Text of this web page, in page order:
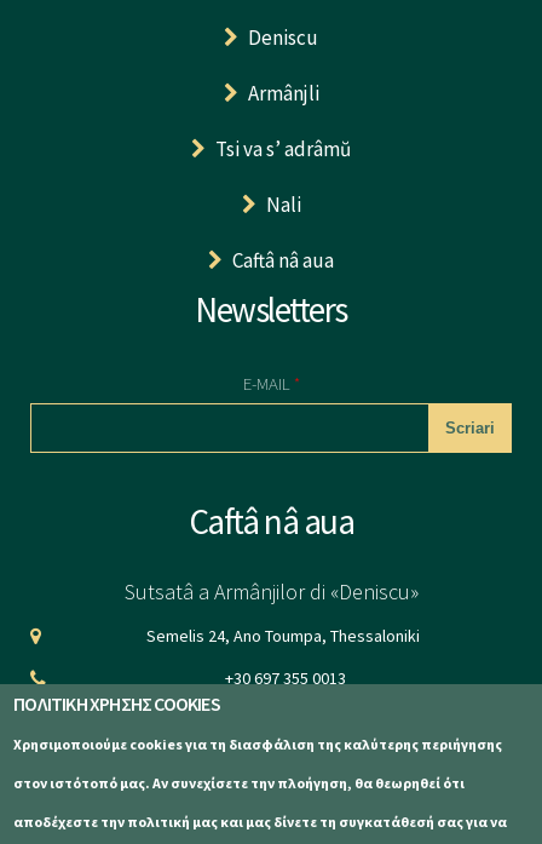
Deniscu
Armânjli
Tsi va s’ adrâmŭ
Nali
Caftâ nâ aua
Newsletters
E-MAIL *
whether or not
you are a human
visitor and to
Caftâ nâ aua
Sutsatâ a Armânjilor di «Deniscu»
Semelis 24, Ano Toumpa, Thessaloniki
+30 697 355 0013
ΠΟΛΙΤΙΚΗ ΧΡΗΣΗΣ COOKIES
Χρησιμοποιούμε cookies για τη διασφάλιση της καλύτερης περιήγησης
στον ιστότοπό μας. Αν συνεχίσετε την πλοήγηση, θα θεωρηθεί ότι
αποδέχεστε την πολιτική μας και μας δίνετε τη συγκατάθεσή σας για να